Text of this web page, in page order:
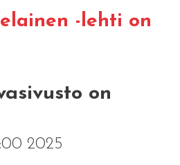
-lehti on
on
2025